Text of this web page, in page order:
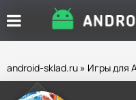
android-sklad.ru » Игры для